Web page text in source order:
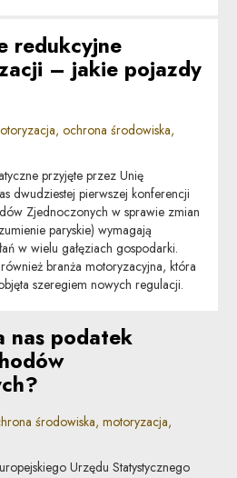
redukcyjne
– jakie pojazdy
ochrona środowiska,
przyjęte przez Unię
dwudziestej pierwszej konferencji
Zjednoczonych w sprawie zmian
paryskie) wymagają
w wielu gałęziach gospodarki.
branża motoryzacyjna, która
szeregiem nowych regulacji.
nas podatek
środowiska, motoryzacja,
Urzędu Statystycznego